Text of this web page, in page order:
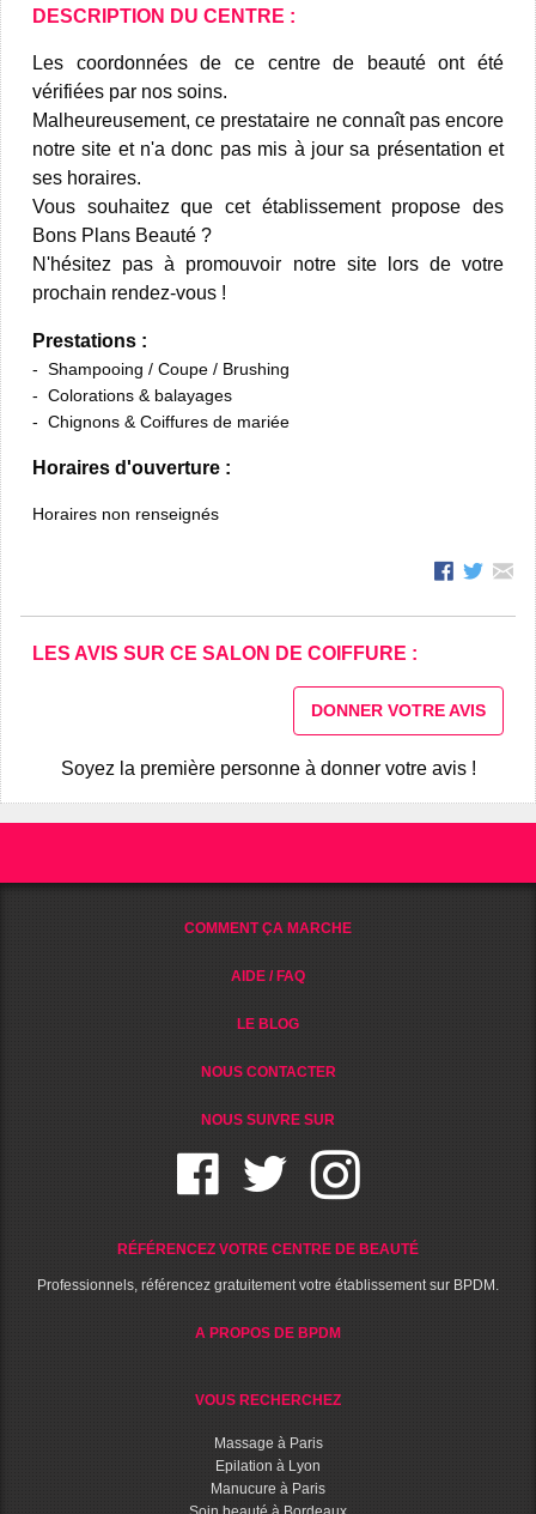
DESCRIPTION DU CENTRE :
Les coordonnées de ce centre de beauté ont été
vérifiées par nos soins.
Malheureusement, ce prestataire ne connaît pas encore
notre site et n'a donc pas mis à jour sa présentation et
ses horaires.
Vous souhaitez que cet établissement propose des
Bons Plans Beauté ?
N'hésitez pas à promouvoir notre site lors de votre
prochain rendez-vous !
Prestations :
Shampooing / Coupe / Brushing
Colorations & balayages
Chignons & Coiffures de mariée
Horaires d'ouverture :
Horaires non renseignés
LES AVIS SUR CE SALON DE COIFFURE :
DONNER VOTRE AVIS
Soyez la première personne à donner votre avis !
COMMENT ÇA MARCHE
AIDE / FAQ
LE BLOG
NOUS CONTACTER
NOUS SUIVRE SUR
RÉFÉRENCEZ VOTRE CENTRE DE BEAUTÉ
Professionnels, référencez gratuitement votre établissement sur BPDM.
A PROPOS DE BPDM
VOUS RECHERCHEZ
Massage à Paris
Epilation à Lyon
Manucure à Paris